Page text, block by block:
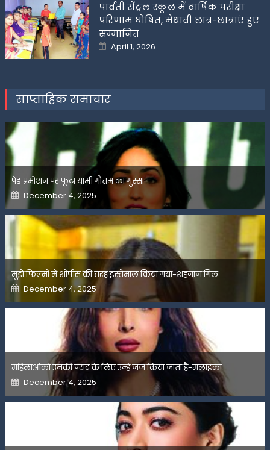
पार्वती सेंट्रल स्कूल में वार्षिक परीक्षा
परिणाम घोषित, मेधावी छात्र-छात्राएं हुए
सम्मानित
Posted
on
April 1, 2026
साप्ताहिक समाचार
पेड प्रमोशन पर फूटा यामी गौतम का गुस्सा
Posted
on
December 4, 2025
मुझे फिल्मों में शोपीस की तरह इस्तेमाल किया गया-शहनाज गिल
Posted
on
December 4, 2025
महिलाओंको उनकी पसंद के लिए उन्हें जज किया जाता है-मलाइका
Posted
on
December 4, 2025